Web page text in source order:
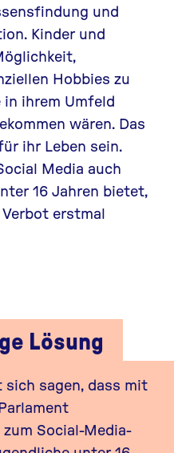
und
Kinder und
Hobbies zu
in ihrem Umfeld
wären. Das
ihr Leben sein.
Media auch
16 Jahren bietet,
erstmal
Lösung
sagen, dass mit
Social-Media-